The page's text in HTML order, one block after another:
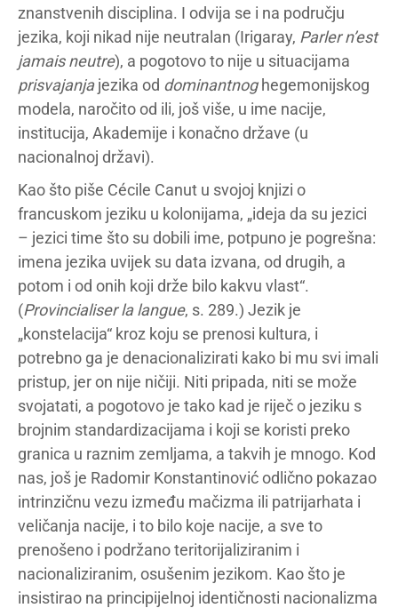
znanstvenih disciplina. I odvija se i na području
jezika, koji nikad nije neutralan (Irigaray, Parler n’est
jamais neutre), a pogotovo to nije u situacijama
prisvajanjajezika od dominantnoghegemonijskog
modela, naročito od ili, još više, u ime nacije,
institucija, Akademije i konačno države (u
nacionalnoj državi).
Kao što piše Cécile Canut u svojoj knjizi o
francuskom jeziku u kolonijama, „ideja da su jezici
– jezici time što su dobili ime, potpuno je pogrešna:
imena jezika uvijek su data izvana, od drugih, a
potom i od onih koji drže bilo kakvu vlast“.
(Provincialiser la langue, s. 289.) Jezik je
„konstelacija“ kroz koju se prenosi kultura, i
potrebno ga je denacionalizirati kako bi mu svi imali
pristup, jer on nije ničiji. Niti pripada, niti se može
svojatati, a pogotovo je tako kad je riječ o jeziku s
brojnim standardizacijama i koji se koristi preko
granica u raznim zemljama, a takvih je mnogo. Kod
nas, još je Radomir Konstantinović odlično pokazao
intrinzičnu vezu između mačizma ili patrijarhata i
veličanja nacije, i to bilo koje nacije, a sve to
prenošeno i podržano teritorijaliziranim i
nacionaliziranim, osušenim jezikom. Kao što je
insistirao na principijelnoj identičnosti nacionalizma